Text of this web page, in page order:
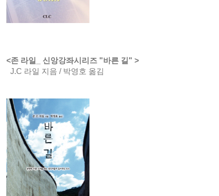
<존 라일_ 신앙강좌시리즈 "바른 길" >
J.C 라일 지음 / 박영호 옮김